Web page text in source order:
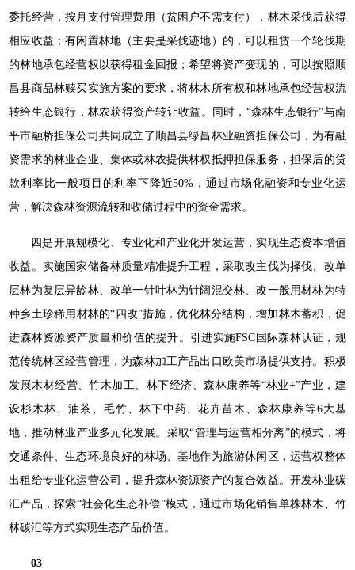
委托经营，按月支付管理费用（贫困户不需支付），林木采伐后获得
相应收益；有闲置林地（主要是采伐迹地）的，可以租赁一个轮伐期
的林地承包经营权以获得租金回报；希望将资产变现的，可以按照顺
昌县商品林赎买实施方案的要求，将林木所有权和林地承包经营权流
转给生态银行，林农获得资产转让收益。同时，“森林生态银行”与南
平市融桥担保公司共同成立了顺昌县绿昌林业融资担保公司，为有融
资需求的林业企业、集体或林农提供林权抵押担保服务，担保后的贷
款利率比一般项目的利率下降近50%，通过市场化融资和专业化运
营，解决森林资源流转和收储过程中的资金需求。
四是开展规模化、专业化和产业化开发运营，实现生态资本增值
收益。实施国家储备林质量精准提升工程，采取改主伐为择伐、改单
层林为复层异龄林、改单一针叶林为针阔混交林、改一般用材林为特
种乡土珍稀用材林的“四改”措施，优化林分结构，增加林木蓄积，促
进森林资源资产质量和价值的提升。引进实施FSC国际森林认证，规
范传统林区经营管理，为森林加工产品出口欧美市场提供支持。积极
发展木材经营、竹木加工、林下经济、森林康养等“林业+”产业，建
设杉木林、油茶、毛竹、林下中药、花卉苗木、森林康养等6大基
地，推动林业产业多元化发展。采取“管理与运营相分离”的模式，将
交通条件、生态环境良好的林场、基地作为旅游休闲区，运营权整体
出租给专业化运营公司，提升森林资源资产的复合效益。开发林业碳
汇产品，探索“社会化生态补偿”模式，通过市场化销售单株林木、竹
林碳汇等方式实现生态产品价值。
03